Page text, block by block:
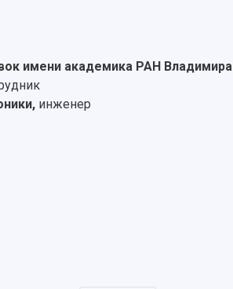
имени академика РАН
инженер